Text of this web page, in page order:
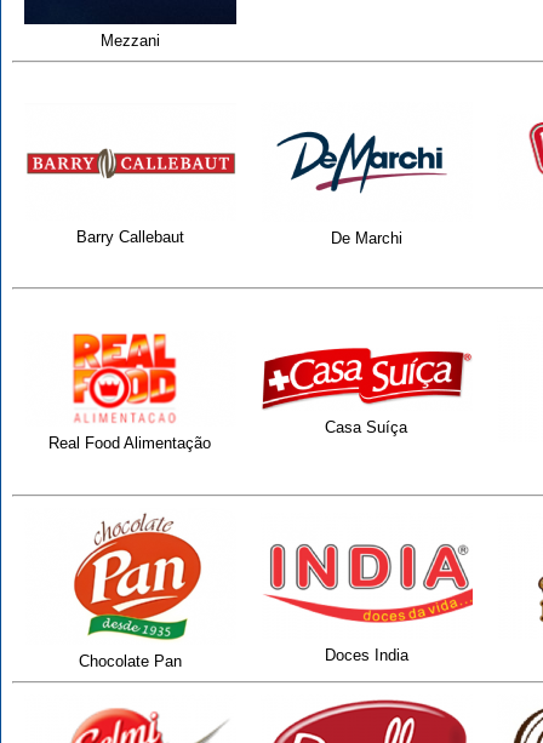
Mezzani
Barry Callebaut De Marchi
Real Food Alimentação
Casa Suíça
Chocolate Pan Doces India